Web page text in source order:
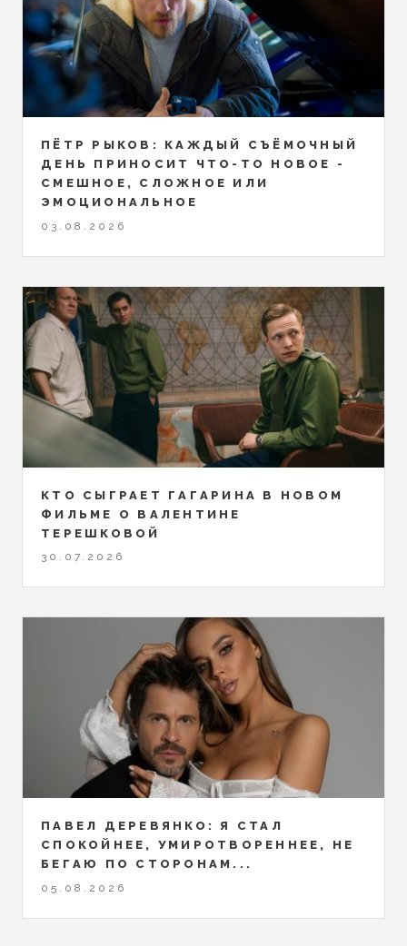
ПЁТР РЫКОВ: КАЖДЫЙ СЪЁМОЧНЫЙ
ДЕНЬ ПРИНОСИТ ЧТО-ТО НОВОЕ -
СМЕШНОЕ, СЛОЖНОЕ ИЛИ
ЭМОЦИОНАЛЬНОЕ
03.08.2026
КТО СЫГРАЕТ ГАГАРИНА В НОВОМ
ФИЛЬМЕ О ВАЛЕНТИНЕ
ТЕРЕШКОВОЙ
30.07.2026
ПАВЕЛ ДЕРЕВЯНКО: Я СТАЛ
СПОКОЙНЕЕ, УМИРОТВОРЕННЕЕ, НЕ
БЕГАЮ ПО СТОРОНАМ...
05.08.2026